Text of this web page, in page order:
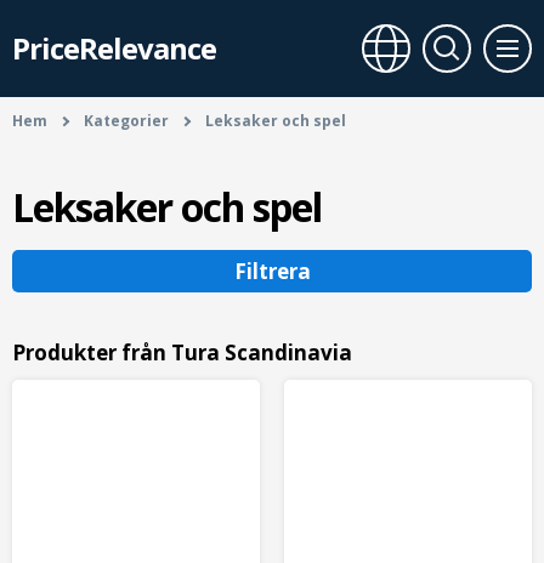
PriceRelevance
Hem Kategorier Leksaker och spel
Leksaker och spel
Filtrera
Produkter från Tura Scandinavia